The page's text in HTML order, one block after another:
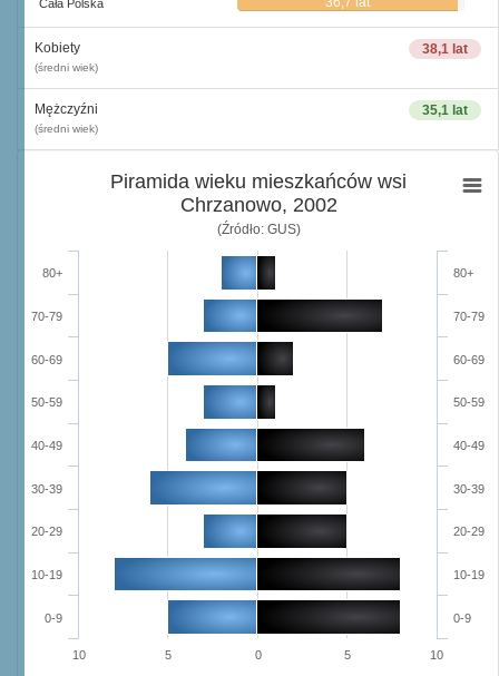
Cała Polska
38,1 lat
Kobiety
(średni wiek)
35,1 lat
Mężczyźni
(średni wiek)
Piramida wieku mieszkańców wsi
Chrzanowo, 2002
(Źródło: GUS)
0-9
10-19
20-29
30-39
40-49
50-59
60-69
70-79
80+
0-9
10-19
20-29
30-39
40-49
50-59
60-69
70-79
80+
0
10 5 5 10